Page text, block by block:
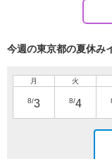
今週の東京都の夏休み
月
8/3
火
8/4